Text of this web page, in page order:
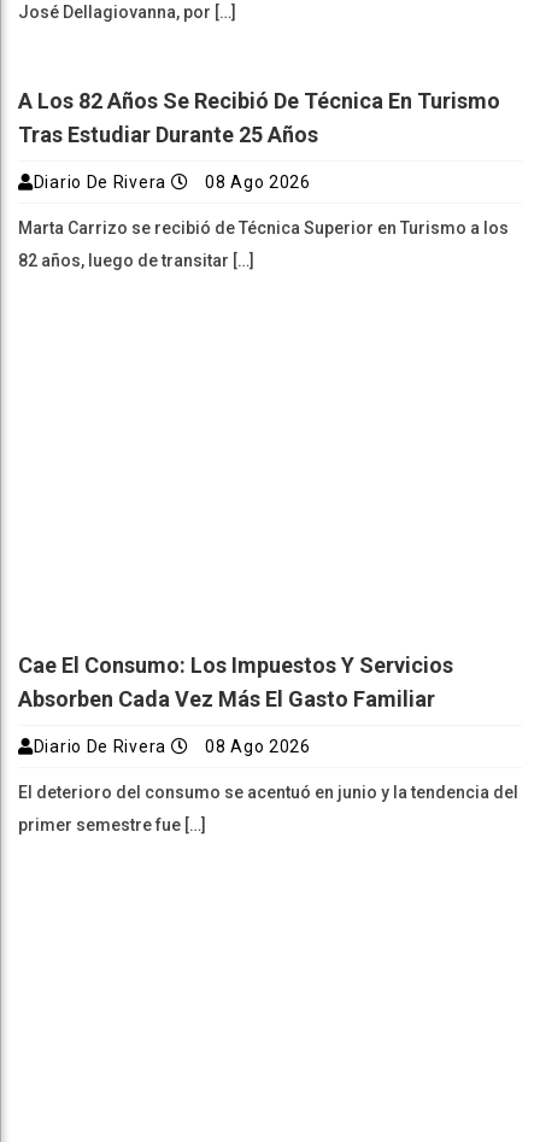
José Dellagiovanna, por […]
A Los 82 Años Se Recibió De Técnica En Turismo
Tras Estudiar Durante 25 Años
Diario De Rivera 08 Ago 2026
Marta Carrizo se recibió de Técnica Superior en Turismo a los
82 años, luego de transitar […]
Cae El Consumo: Los Impuestos Y Servicios
Absorben Cada Vez Más El Gasto Familiar
Diario De Rivera 08 Ago 2026
El deterioro del consumo se acentuó en junio y la tendencia del
primer semestre fue […]